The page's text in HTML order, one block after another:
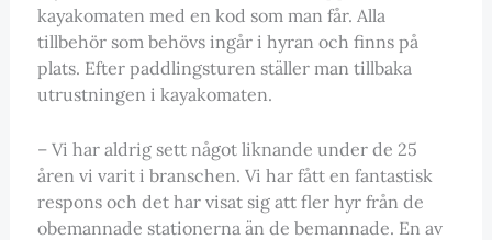
kayakomaten med en kod som man får. Alla
tillbehör som behövs ingår i hyran och finns på
plats. Efter paddlingsturen ställer man tillbaka
utrustningen i kayakomaten.
– Vi har aldrig sett något liknande under de 25
åren vi varit i branschen. Vi har fått en fantastisk
respons och det har visat sig att fler hyr från de
obemannade stationerna än de bemannade. En av